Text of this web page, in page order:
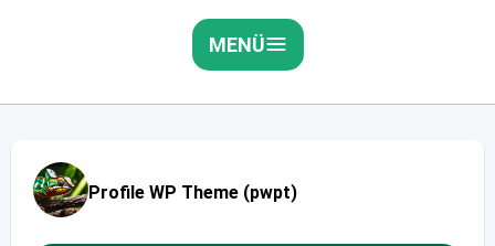
MENÜ
Profile WP Theme (pwpt)